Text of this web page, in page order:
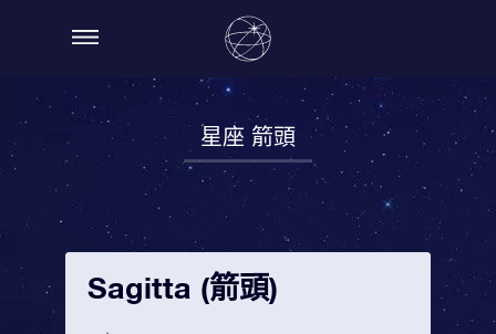
星座 箭頭
Sagitta (箭頭)